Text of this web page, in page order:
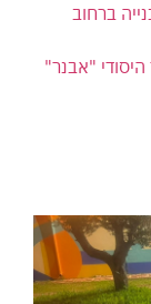
ברחוב
"אבנר"